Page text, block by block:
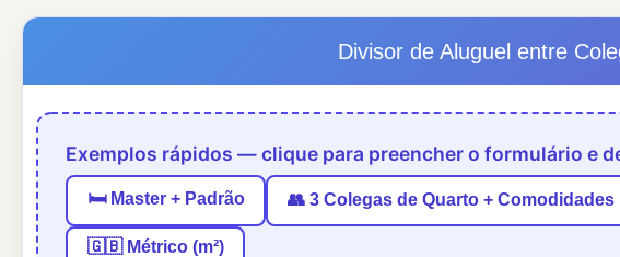
Divisor de Aluguel entre
Exemplos rápidos — clique para preencher o formulário e
🛏 Master + Padrão 👥 3 Colegas de Quarto + Comodidades
🇬🇧 Métrico (m²)